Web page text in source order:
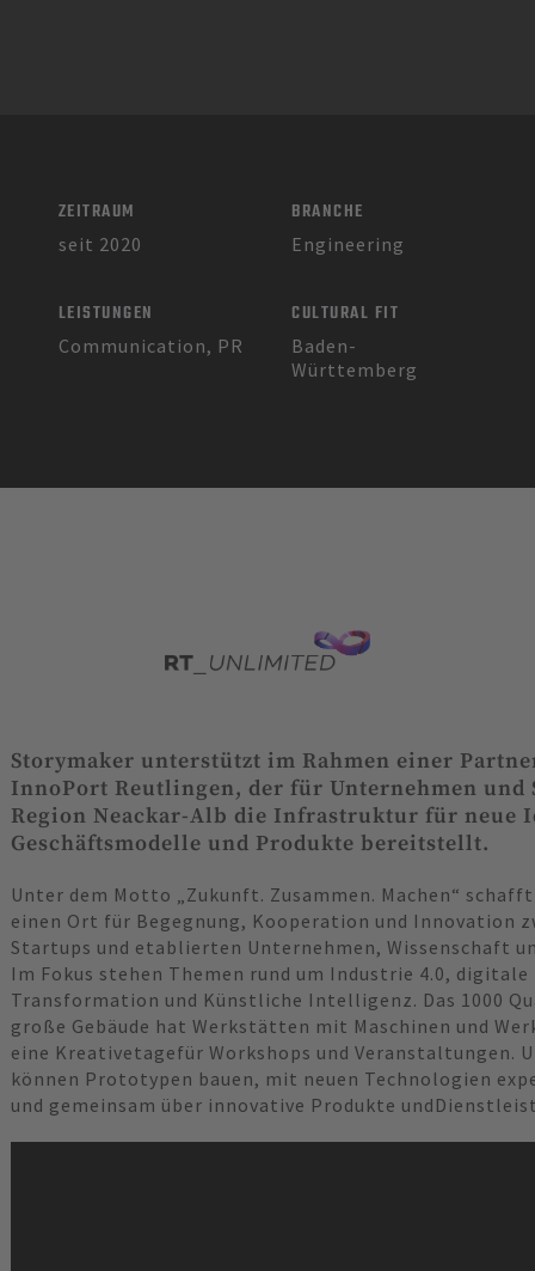
ZEITRAUM
seit 2020
BRANCHE
Engineering
LEISTUNGEN
Communication, PR
CULTURAL FIT
Baden-
Württemberg
Storymaker unterstützt im Rahmen einer
InnoPort Reutlingen, der für Unternehmen und
Region Neackar-Alb die Infrastruktur für neue
Geschäftsmodelle und Produkte bereitstellt.
Unter dem Motto „Zukunft. Zusammen. Machen“
einen Ort für Begegnung, Kooperation und Innovation
Startups und etablierten Unternehmen, Wissenschaft
Im Fokus stehen Themen rund um Industrie 4.0, digitale
Transformation und Künstliche Intelligenz. Das 1000
große Gebäude hat Werkstätten mit Maschinen und
eine Kreativetagefür Workshops und Veranstaltungen.
können Prototypen bauen, mit neuen Technologien
und gemeinsam über innovative Produkte